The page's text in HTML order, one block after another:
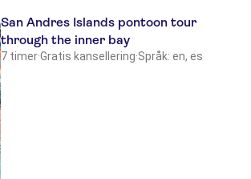
San Andres Islands pontoon tour
through the inner bay
7 timer·Gratis kansellering·Språk: en, es